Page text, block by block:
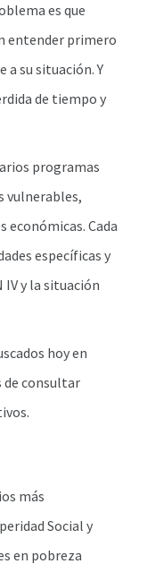
es que
entender primero
su situación. Y
de tiempo y
programas
vulnerables,
Cada
específicas y
IV y la situación
hoy en
de consultar
más
Social y
en pobreza